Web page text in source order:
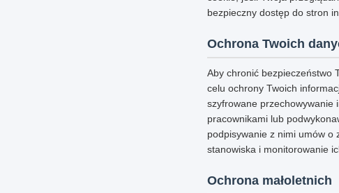
bezpieczny dostęp do stron
Ochrona Twoich
Aby chronić bezpieczeństwo
celu ochrony Twoich
szyfrowane przechowywanie
pracownikami lub
podpisywanie z nimi umów o
stanowiska i monitorowanie
Ochrona małoletnich